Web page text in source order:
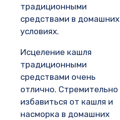
традиционными
средствами в домашних
условиях.
Исцеление кашля
традиционными
средствами очень
отлично. Стремительно
избавиться от кашля и
насморка в домашних